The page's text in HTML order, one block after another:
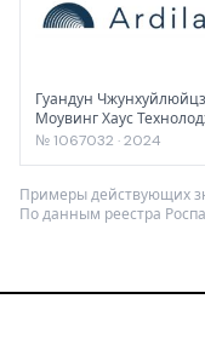
Гуандун
Моувинг Хаус
Ко., Лтд.
№ 1067032 · 2024
Примеры действующих
По данным реестра